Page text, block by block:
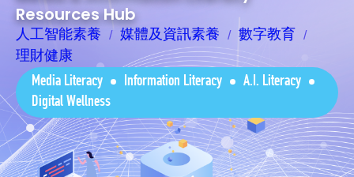
Resources Hub
人工智能素養 媒體及資訊素養
數字教育
理財健康
Media Literacy Information Literacy
A.I. Literacy
Digital Wellness